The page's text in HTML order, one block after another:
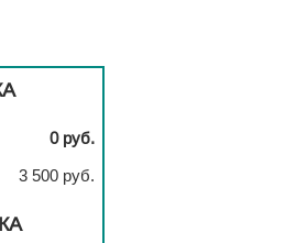
0 руб.
3 500 руб.